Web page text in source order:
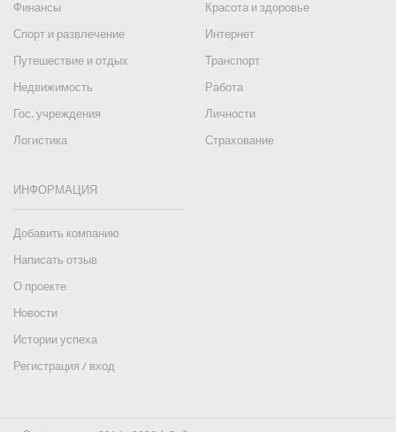
Финансы
Красота и здоровье
Спорт и развлечение
Интернет
Путешествие и отдых
Транспорт
Недвижимость
Работа
Гос. учреждения
Личности
Логистика
Страхование
ИНФОРМАЦИЯ
Добавить компанию
Написать отзыв
О проекте
Новости
Истории успеха
Регистрация / вход